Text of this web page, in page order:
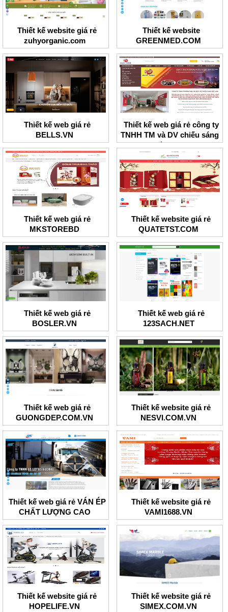
Thiết kế website giá rẻ
zuhyorganic.com
Thiết kế website
GREENMED.COM
Thiết kế web giá rẻ
BELLS.VN
Thiết kế web giá rẻ công ty
TNHH TM và DV chiếu sáng
Đức Anh
Thiết kế web giá rẻ
MKSTOREBD
Thiết kế website giá rẻ
QUATETST.COM
Thiết kế web giá rẻ
BOSLER.VN
Thiết kế web giá rẻ
123SACH.NET
Thiết kế web giá rẻ
GUONGDEP.COM.VN
Thiết kế website giá rẻ
NESVI.COM.VN
Thiết kế web giá rẻ VÁN ÉP
CHẤT LƯỢNG CAO
Thiết kế website giá rẻ
VAMI1688.VN
Thiết kế website giá rẻ
HOPELIFE.VN
Thiết kế website giá rẻ
SIMEX.COM.VN